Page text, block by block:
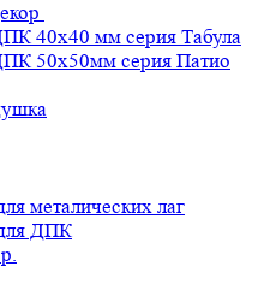
40х40 мм серия Табула
50х50мм серия Патио
металических лаг
ДПК